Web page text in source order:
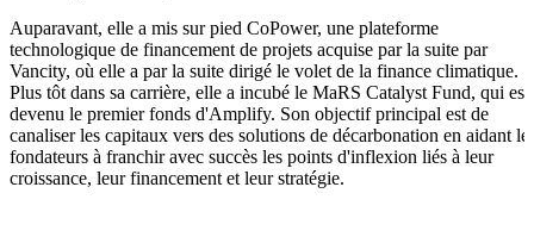
Auparavant, elle a mis sur pied CoPower, une plateforme
technologique de financement de projets acquise par la suite par
Vancity, où elle a par la suite dirigé le volet de la finance climatique.
Plus tôt dans sa carrière, elle a incubé le MaRS Catalyst Fund, qui est
devenu le premier fonds d'Amplify. Son objectif principal est de
canaliser les capitaux vers des solutions de décarbonation en aidant
fondateurs à franchir avec succès les points d'inflexion liés à leur
croissance, leur financement et leur stratégie.